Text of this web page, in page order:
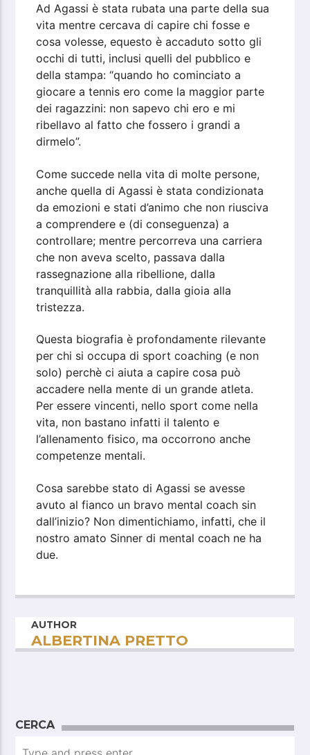
Ad Agassi è stata rubata una parte della sua
vita mentre cercava di capire chi fosse e
cosa volesse, equesto è accaduto sotto gli
occhi di tutti, inclusi quelli del pubblico e
della stampa: “quando ho cominciato a
giocare a tennis ero come la maggior parte
dei ragazzini: non sapevo chi ero e mi
ribellavo al fatto che fossero i grandi a
dirmelo”.
Come succede nella vita di molte persone,
anche quella di Agassi è stata condizionata
da emozioni e stati d’animo che non riusciva
a comprendere e (di conseguenza) a
controllare; mentre percorreva una carriera
che non aveva scelto, passava dalla
rassegnazione alla ribellione, dalla
tranquillità alla rabbia, dalla gioia alla
tristezza.
Questa biografia è profondamente rilevante
per chi si occupa di sport coaching (e non
solo) perchè ci aiuta a capire cosa può
accadere nella mente di un grande atleta.
Per essere vincenti, nello sport come nella
vita, non bastano infatti il talento e
l’allenamento fisico, ma occorrono anche
competenze mentali.
Cosa sarebbe stato di Agassi se avesse
avuto al fianco un bravo mental coach sin
dall’inizio? Non dimentichiamo, infatti, che il
nostro amato Sinner di mental coach ne ha
due.
AUTHOR
ALBERTINA PRETTO
CERCA